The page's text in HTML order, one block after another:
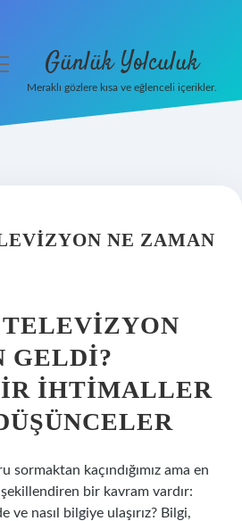
Günlük Yolculuk
Meraklı gözlere kısa ve eğlenceli içerikler.
NE ZAMAN
GELDI?
İHTIMALLER
sormaktan kaçındığımız ama en
bir kavram vardır:
ve nasıl bilgiye ulaşırız? Bilgi,